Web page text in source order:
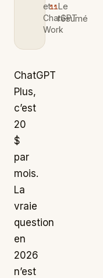
et
ChatGPT
Work
Le
résumé
ChatGPT
Plus,
c’est
20
$
par
mois.
La
vraie
question
en
2026
n’est